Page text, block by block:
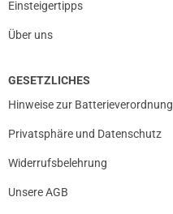
Einsteigertipps
Über uns
GESETZLICHES
Hinweise zur Batterieverordnung
Privatsphäre und Datenschutz
Widerrufsbelehrung
Unsere AGB